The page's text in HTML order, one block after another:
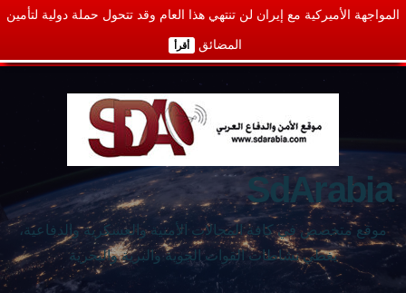
المواجهة الأميركية مع إيران لن تنتهي هذا العام وقد تتحول حملة دولية لتأمين
المضائق أقرأ
SdArabia
موقع متخصص في كافة المجالات الأمنية والعسكرية والدفاعية،
يغطي نشاطات القوات الجوية والبرية والبحرية